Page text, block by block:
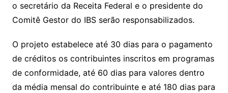
o secretário da Receita Federal e o presidente do
Comitê Gestor do IBS serão responsabilizados.
O projeto estabelece até 30 dias para o pagamento
de créditos os contribuintes inscritos em programas
de conformidade, até 60 dias para valores dentro
da média mensal do contribuinte e até 180 dias para